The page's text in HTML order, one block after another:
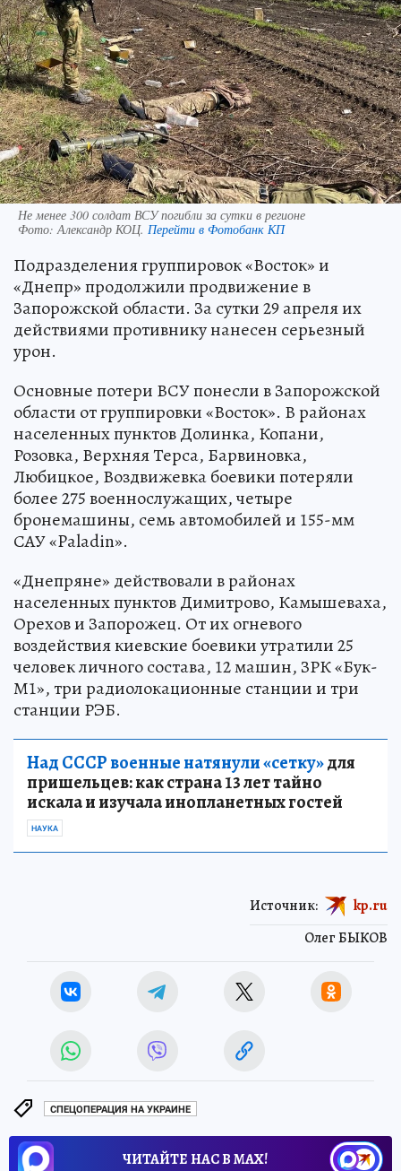
Не менее 300 солдат ВСУ погибли за сутки в регионе
Фото:Александр КОЦ. Перейти в Фотобанк КП
Подразделения группировок «Восток» и
«Днепр» продолжили продвижение в
Запорожской области. За сутки 29 апреля их
действиями противнику нанесен серьезный
урон.
Основные потери ВСУ понесли в Запорожской
области от группировки «Восток». В районах
населенных пунктов Долинка, Копани,
Розовка, Верхняя Терса, Барвиновка,
Любицкое, Воздвижевка боевики потеряли
более 275 военнослужащих, четыре
бронемашины, семь автомобилей и 155-мм
САУ «Paladin».
«Днепряне» действовали в районах
населенных пунктов Димитрово, Камышеваха,
Орехов и Запорожец. От их огневого
воздействия киевские боевики утратили 25
человек личного состава, 12 машин, ЗРК «Бук-
М1», три радиолокационные станции и три
станции РЭБ.
Над СССР военные натянули «сетку»для
пришельцев: как страна 13 лет тайно
искала и изучала инопланетных гостей
НАУКА
Олег БЫКОВ
Источник: kp.ru
СПЕЦОПЕРАЦИЯ НА УКРАИНЕ
ЧИТАЙТЕ НАС В МАХ!